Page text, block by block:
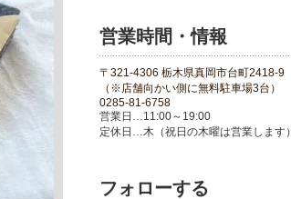
営業時間・情報
〒321-4306 栃木県真岡市台町2418-9
（※店舗向かい側に無料駐車場3台）
0285-81-6758
営業日…11:00～19:00
定休日…木（祝日の木曜は営業します）
フォローする